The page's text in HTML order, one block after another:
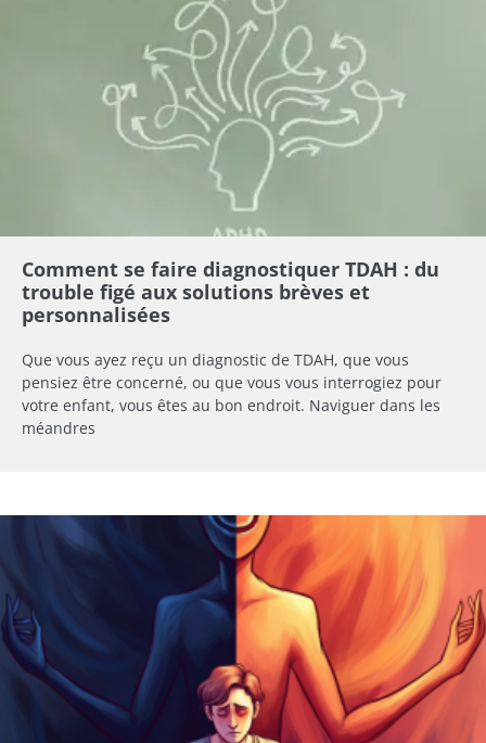
Comment se faire diagnostiquer TDAH : du
trouble figé aux solutions brèves et
personnalisées
Que vous ayez reçu un diagnostic de TDAH, que vous
pensiez être concerné, ou que vous vous interrogiez pour
votre enfant, vous êtes au bon endroit. Naviguer dans les
méandres